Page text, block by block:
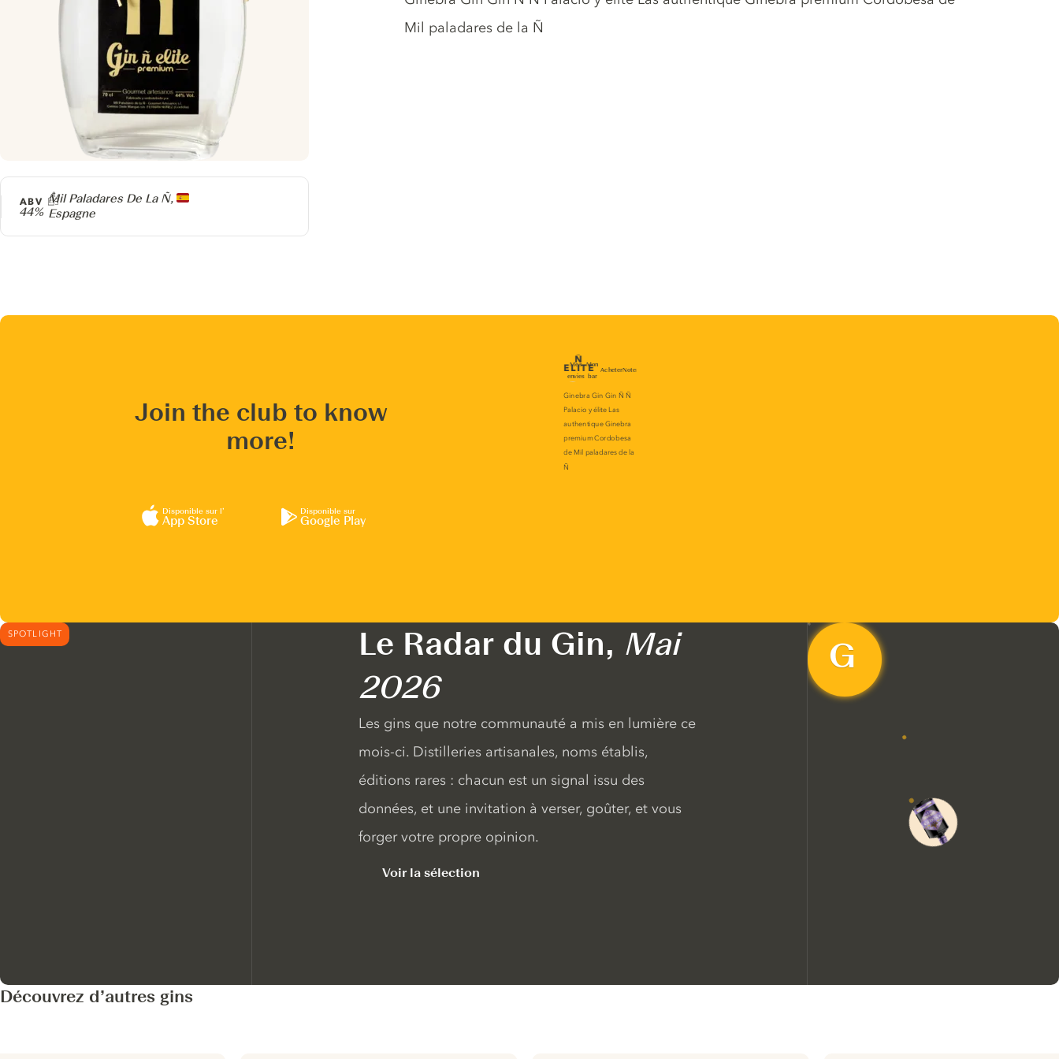
Producteur
Mil Paladares De La Ñ,
Espagne
ABV
44%
Mil paladares de la Ñ
Join the club to know
more!
Disponible sur l’
App Store
Disponible sur
Google Play
SPOTLIGHT Le Radar du Gin, Mai
2026
Les gins que notre communauté a mis en lumière ce
mois-ci. Distilleries artisanales, noms établis,
éditions rares : chacun est un signal issu des
données, et une invitation à verser, goûter, et vous
forger votre propre opinion.
Voir la sélection
Découvrez d’autres gins